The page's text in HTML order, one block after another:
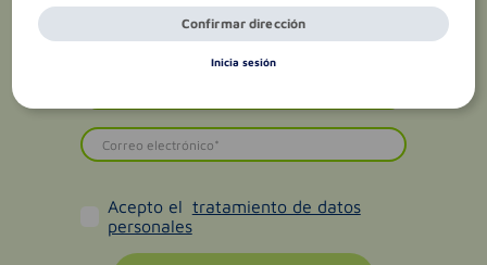
Acepto el tratamiento de datos
personales
Confirmar dirección
Inicia sesión